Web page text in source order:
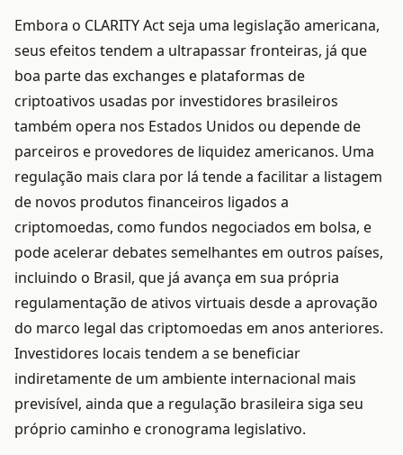
Embora o CLARITY Act seja uma legislação americana,
seus efeitos tendem a ultrapassar fronteiras, já que
boa parte das exchanges e plataformas de
criptoativos usadas por investidores brasileiros
também opera nos Estados Unidos ou depende de
parceiros e provedores de liquidez americanos. Uma
regulação mais clara por lá tende a facilitar a listagem
de novos produtos financeiros ligados a
criptomoedas, como fundos negociados em bolsa, e
pode acelerar debates semelhantes em outros países,
incluindo o Brasil, que já avança em sua própria
regulamentação de ativos virtuais desde a aprovação
do marco legal das criptomoedas em anos anteriores.
Investidores locais tendem a se beneficiar
indiretamente de um ambiente internacional mais
previsível, ainda que a regulação brasileira siga seu
próprio caminho e cronograma legislativo.